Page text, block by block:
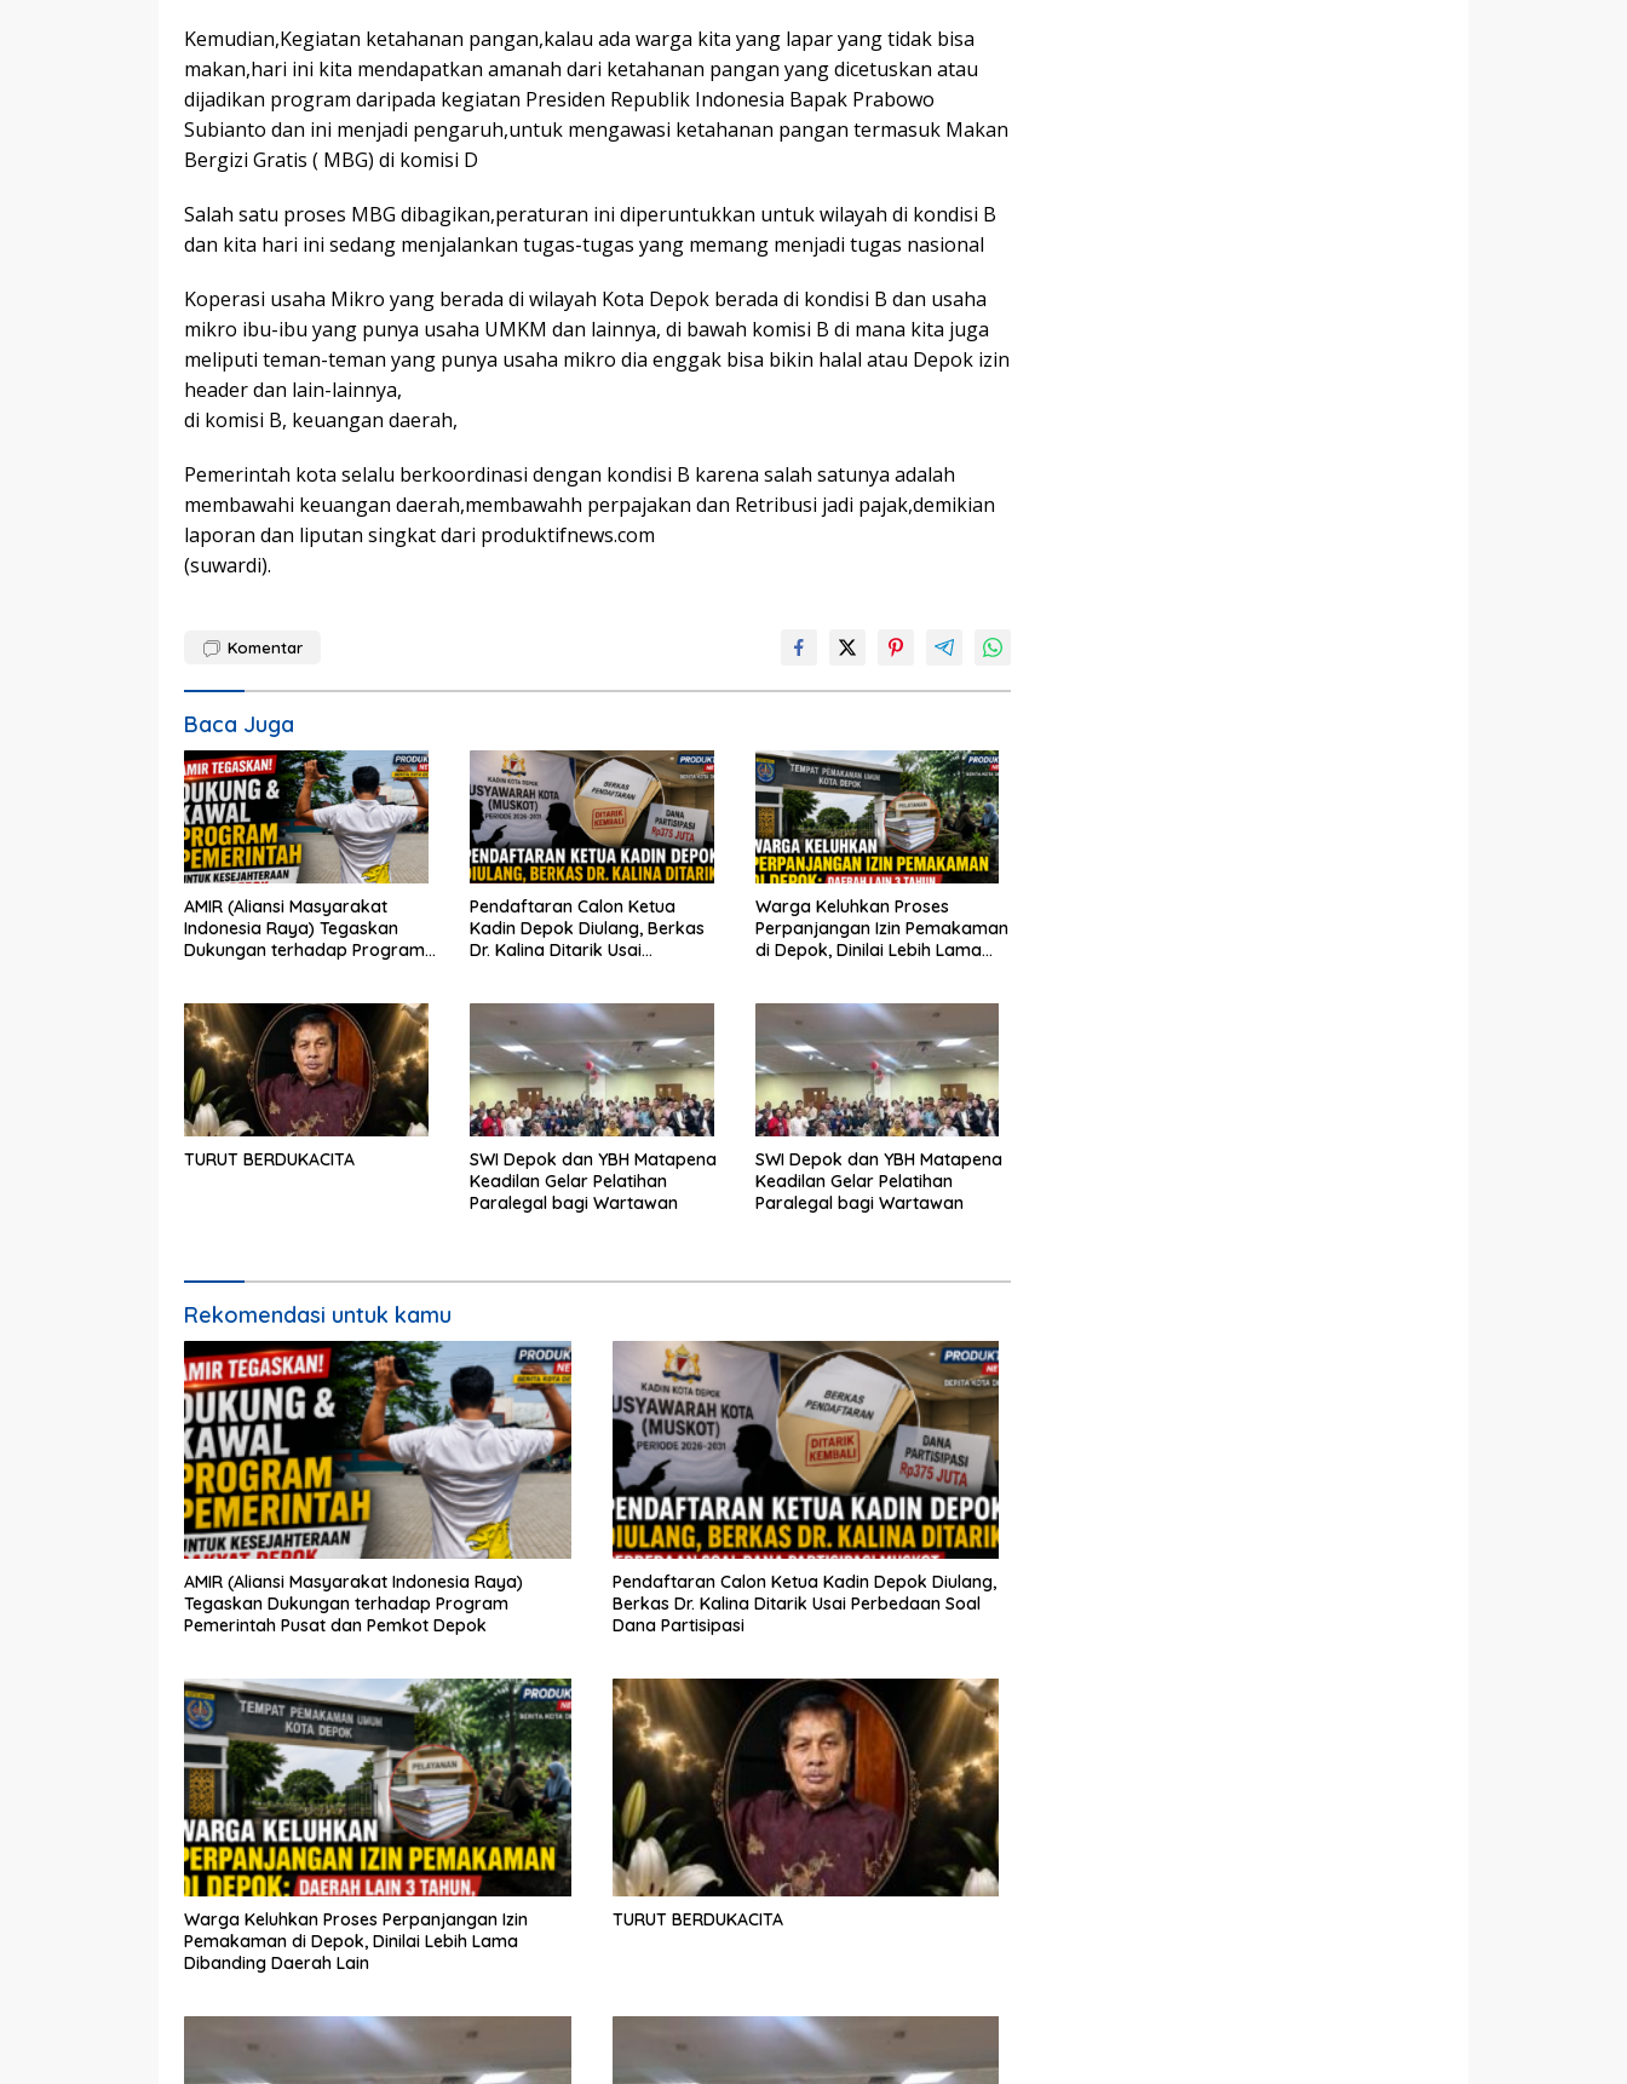
Kemudian,Kegiatan ketahanan pangan,kalau ada warga kita yang lapar yang tidak bisa
makan,hari ini kita mendapatkan amanah dari ketahanan pangan yang dicetuskan atau
dijadikan program daripada kegiatan Presiden Republik Indonesia Bapak Prabowo
Subianto dan ini menjadi pengaruh,untuk mengawasi ketahanan pangan termasuk Makan
Bergizi Gratis ( MBG) di komisi D
Salah satu proses MBG dibagikan,peraturan ini diperuntukkan untuk wilayah di kondisi B
dan kita hari ini sedang menjalankan tugas-tugas yang memang menjadi tugas nasional
Koperasi usaha Mikro yang berada di wilayah Kota Depok berada di kondisi B dan usaha
mikro ibu-ibu yang punya usaha UMKM dan lainnya, di bawah komisi B di mana kita juga
meliputi teman-teman yang punya usaha mikro dia enggak bisa bikin halal atau Depok izin
header dan lain-lainnya,
di komisi B, keuangan daerah,
Pemerintah kota selalu berkoordinasi dengan kondisi B karena salah satunya adalah
membawahi keuangan daerah,membawahh perpajakan dan Retribusi jadi pajak,demikian
laporan dan liputan singkat dari produktifnews.com
(suwardi).
Komentar
Baca Juga
AMIR (Aliansi Masyarakat
Indonesia Raya) Tegaskan
Dukungan terhadap Program
Pendaftaran Calon Ketua
Kadin Depok Diulang, Berkas
Dr. Kalina Ditarik Usai
Warga Keluhkan Proses
Perpanjangan Izin Pemakaman
di Depok, Dinilai Lebih Lama
TURUT BERDUKACITA
SWI Depok dan YBH Matapena
Keadilan Gelar Pelatihan
Paralegal bagi Wartawan
SWI Depok dan YBH Matapena
Keadilan Gelar Pelatihan
Paralegal bagi Wartawan
Rekomendasi untuk kamu
AMIR (Aliansi Masyarakat Indonesia Raya)
Tegaskan Dukungan terhadap Program
Pemerintah Pusat dan Pemkot Depok
Pendaftaran Calon Ketua Kadin Depok Diulang,
Berkas Dr. Kalina Ditarik Usai Perbedaan Soal
Dana Partisipasi
Warga Keluhkan Proses Perpanjangan Izin
Pemakaman di Depok, Dinilai Lebih Lama
Dibanding Daerah Lain
TURUT BERDUKACITA